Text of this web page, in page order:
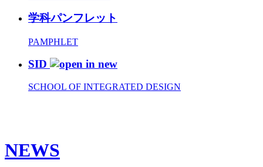
学科パンフレット
PAMPHLET
SID
SCHOOL OF INTEGRATED DESIGN
NEWS